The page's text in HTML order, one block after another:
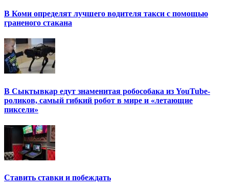
В Коми определят лучшего водителя такси с помощью
граненого стакана
В Сыктывкар едут знаменитая робособака из YouTube-
роликов, самый гибкий робот в мире и «летающие
пиксели»
Ставить ставки и побеждать